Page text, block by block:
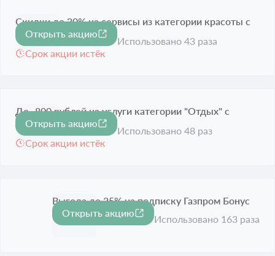
-30%
Скидки до 30% на сервисы из категории красоты с
подпиской
Срок акции истёк
Открыть акцию
Использовано 43 раза
800 ₽
До -800 рублей на услуги категории "Отдых" с
подпиской
Срок акции истёк
Открыть акцию
Использовано 48 раз
-25%
Выгода до 25% на подписку Газпром Бонус
Срок акции истёк
Открыть акцию
Использовано 163 раза